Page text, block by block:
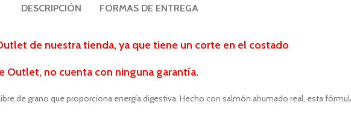
DESCRIPCIÓN FORMAS DE ENTREGA
de nuestra tienda, ya que tiene un corte en el costado
Outlet, no cuenta con ninguna garantía.
de grano que proporciona energía digestiva. Hecho con salmón ahumado real, esta